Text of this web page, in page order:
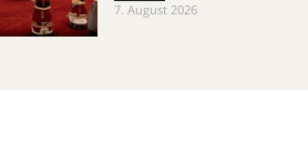
7. August 2026